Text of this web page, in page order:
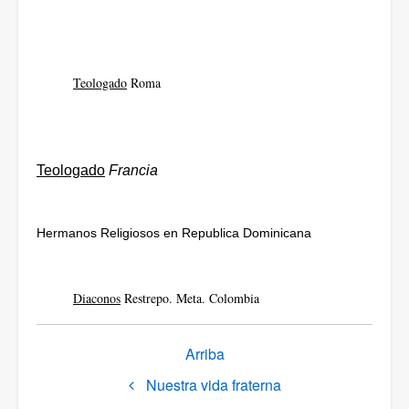
Teologado Roma
Teologado Francia
Hermanos Religiosos en Republica Dominicana
Diaconos Restrepo. Meta. Colombia
Nuestra vida fraterna
Arriba